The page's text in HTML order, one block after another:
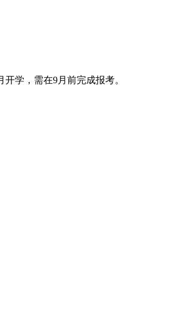
学，需在9月前完成报考。